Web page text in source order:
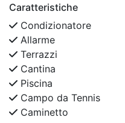
Caratteristiche
Condizionatore
Allarme
Terrazzi
Cantina
Piscina
Campo da Tennis
Caminetto